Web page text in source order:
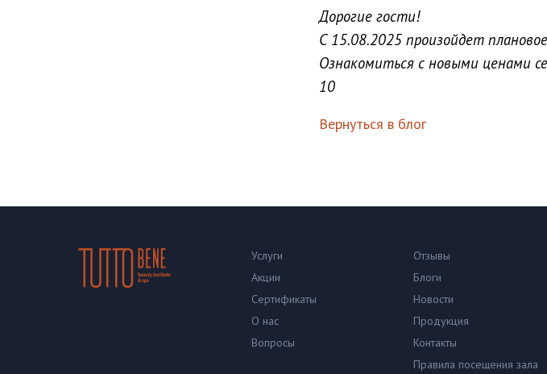
Дорогие гости!
С 15.08.2025 произойдет
Ознакомиться с новыми ценами
10
Вернуться в блог
Услуги
Акции
Сертификаты
О нас
Вопросы
Отзывы
Блоги
Новости
Продукция
Контакты
Правила посещения зала